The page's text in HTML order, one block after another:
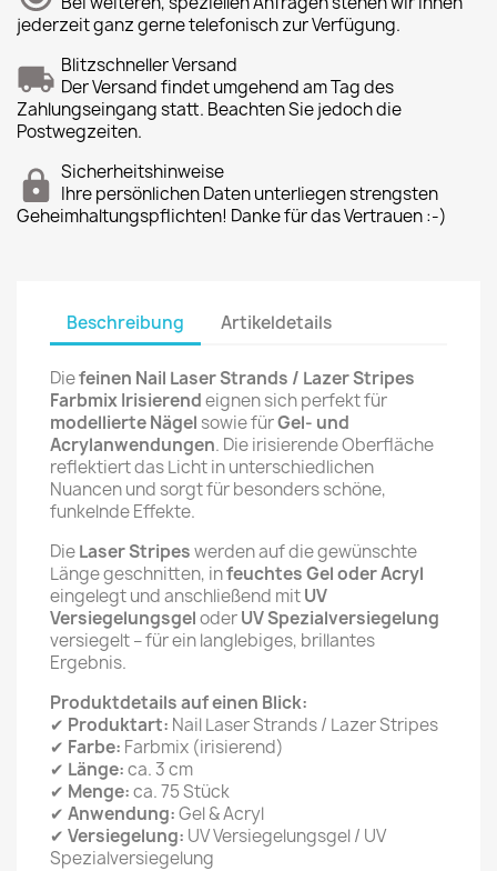
jederzeit ganz gerne telefonisch zur Verfügung.
Blitzschneller Versand
Der Versand findet umgehend am Tag des
Zahlungseingang statt. Beachten Sie jedoch die
Postwegzeiten.
Sicherheitshinweise
Ihre persönlichen Daten unterliegen strengsten
Geheimhaltungspflichten! Danke für das Vertrauen :-)
Beschreibung Artikeldetails
Diefeinen Nail Laser Strands / Lazer Stripes
Farbmix Irisierendeignen sich perfekt für
modellierte Nägel sowie fürGel- und
Acrylanwendungen. Die irisierende Oberfläche
reflektiert das Licht in unterschiedlichen
Nuancen und sorgt für besonders schöne,
funkelnde Effekte.
DieLaser Stripeswerden auf die gewünschte
Länge geschnitten, infeuchtes Gel oder Acryl
eingelegt und anschließend mitUV
VersiegelungsgeloderUV Spezialversiegelung
versiegelt – für ein langlebiges, brillantes
Ergebnis.
Produktdetails auf einen Blick:
✔ Produktart: Nail Laser Strands / Lazer Stripes
✔ Farbe: Farbmix (irisierend)
✔ Länge:ca. 3 cm
✔ Menge:ca. 75 Stück
✔ Anwendung:Gel & Acryl
✔ Versiegelung: UV Versiegelungsgel / UV
Spezialversiegelung